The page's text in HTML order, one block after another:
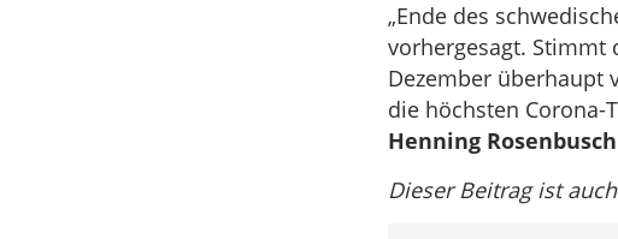
„Ende des
vorhergesagt. Stimmt
Dezember überhaupt
die höchsten Corona-
Henning Rosenbusch
Dieser Beitrag ist